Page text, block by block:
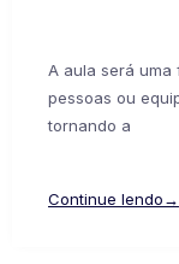
A aula será uma
pessoas ou
tornando a
Continue lendo→